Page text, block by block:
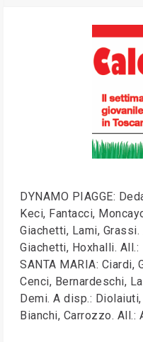
DYNAMO PIAGGE:
Keci, Fantacci,
Giachetti, Lami,
Giachetti, Hoxhalli. All.:
SANTA MARIA: Ciardi,
Cenci, Bernardeschi,
Demi. A disp.:
Bianchi, Carrozzo. All.: